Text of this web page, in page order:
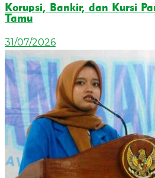
Korupsi, Bankir, dan Kursi
Tamu
31/07/2026